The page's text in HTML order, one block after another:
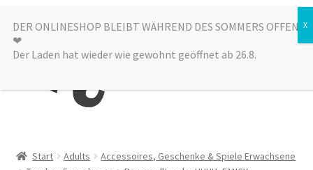
Zur
Navigation
springen
Zum
Inhalt
springen
Menü
Start Adults
Accessoires, Geschenke & Spiele Erwachsene
DER ONLINESHOP BLEIBT WÄHREND DES SOMMERS OFFEN
❤︎
Der Laden hat wieder wie gewohnt geöffnet ab 26.8.